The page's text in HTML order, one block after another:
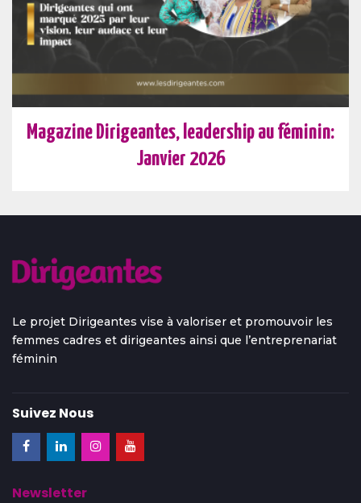
Magazine Dirigeantes, leadership au féminin:
Janvier 2026
Le projet Dirigeantes vise à valoriser et promouvoir les
femmes cadres et dirigeantes ainsi que l’entreprenariat
féminin
Suivez Nous
Newsletter